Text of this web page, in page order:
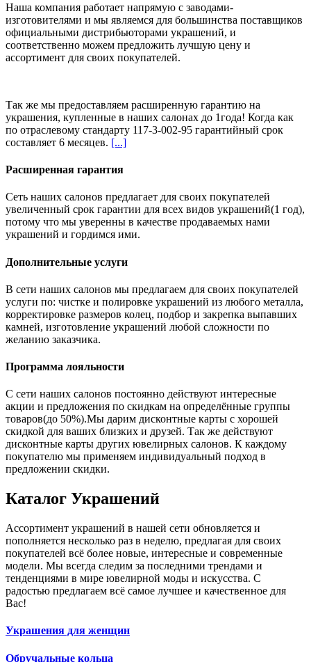
Наша компания работает напрямую с заводами-
изготовителями и мы являемся для большинства поставщиков
официальными дистрибьюторами украшений, и
соответственно можем предложить лучшую цену и
ассортимент для своих покупателей.
Так же мы предоставляем расширенную гарантию на
украшения, купленные в наших салонах до 1года! Когда как
по отраслевому стандарту 117-3-002-95 гарантийный срок
составляет 6 месяцев. [...]
Расширенная гарантия
Сеть наших салонов предлагает для своих покупателей
увеличенный срок гарантии для всех видов украшений(1 год),
потому что мы уверенны в качестве продаваемых нами
украшений и гордимся ими.
Дополнительные услуги
В сети наших салонов мы предлагаем для своих покупателей
услуги по: чистке и полировке украшений из любого металла,
корректировке размеров колец, подбор и закрепка выпавших
камней, изготовление украшений любой сложности по
желанию заказчика.
Программа лояльности
С сети наших салонов постоянно действуют интересные
акции и предложения по скидкам на определённые группы
товаров(до 50%).Мы дарим дисконтные карты с хорошей
скидкой для ваших близких и друзей. Так же действуют
дисконтные карты других ювелирных салонов. К каждому
покупателю мы применяем индивидуальный подход в
предложении скидки.
Каталог Украшений
Ассортимент украшений в нашей сети обновляется и
пополняется несколько раз в неделю, предлагая для своих
покупателей всё более новые, интересные и современные
модели. Мы всегда следим за последними трендами и
тенденциями в мире ювелирной моды и искусства. С
радостью предлагаем всё самое лучшее и качественное для
Вас!
Украшения для женщин
Обручальные кольца